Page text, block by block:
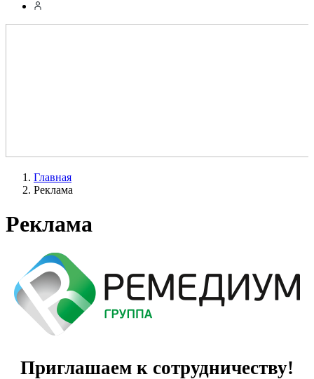
Главная
Реклама
Реклама
Приглашаем к сотрудничеству!